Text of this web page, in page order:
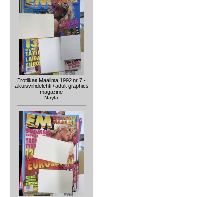
Erotiikan Maailma 1992 nr 7 -
aikuisviihdelehti / adult graphics
magazine
Näytä